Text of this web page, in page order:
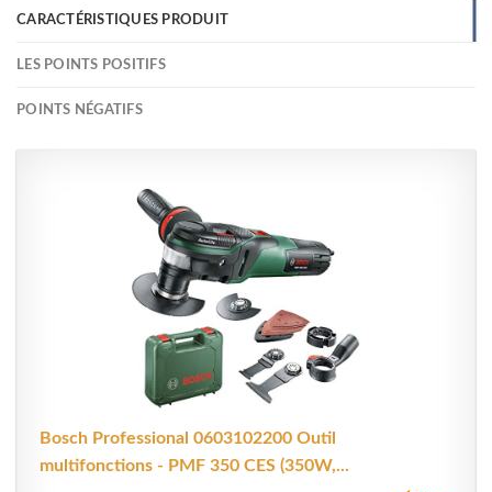
CARACTÉRISTIQUES PRODUIT
LES POINTS POSITIFS
POINTS NÉGATIFS
Bosch Professional 0603102200 Outil
multifonctions - PMF 350 CES (350W,...